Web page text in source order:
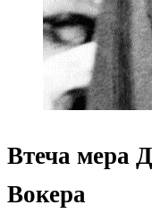
Втеча мера
Вокера